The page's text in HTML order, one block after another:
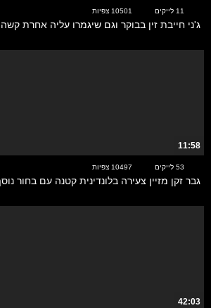
11 לייקים 10501 צפיות
ג'ני חייבת זין בבוקר וגם שיגמרו עליה אחרת
11:58
53 לייקים 10497 צפיות
גבר זקן מזיין צעירה בלונדינית קטנה עם בחור
42:03